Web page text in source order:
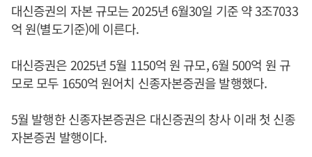
대신증권의 자본 규모는 2025년 6월30일 기준 약 3조7033
억 원(별도기준)에 이른다.
대신증권은 2025년 5월 1150억 원 규모, 6월 500억 원 규
모로 모두 1650억 원어치 신종자본증권을 발행했다.
5월 발행한 신종자본증권은 대신증권의 창사 이래 첫 신종
자본증권 발행이다.